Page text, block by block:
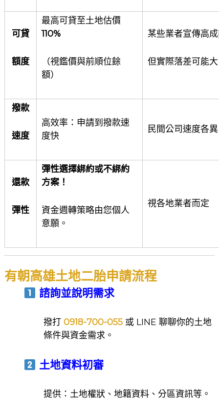
可貸
額度
最高可貸至土地估價
110%
（視鑑價與前順位餘
額）
某些業者宣傳高
但實際落差可能大
撥款
速度
高效率：申請到撥款速
度快
民間公司速度各異
還款
彈性
彈性選擇綁約或不綁約
方案！
資金週轉策略由您個人
意願。
視各地業者而定
有朝高雄土地二胎申請流程
諮詢並說明需求
撥打 0918-700-055或 LINE 聊聊你的土地
條件與資金需求。
土地資料初審
提供：土地權狀、地籍資料、分區資訊等。